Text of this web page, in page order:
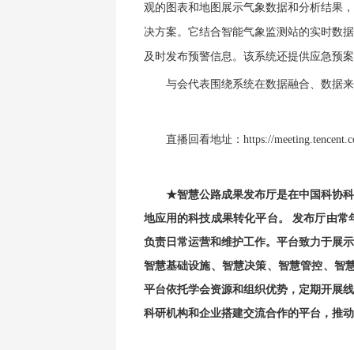
观的图表和地图展示气象数据和分析结果
决方案。它结合智能气象监测站的实时数
及时发布预警信息。该系统还提供应急预
与会代表围绕系统在数据融合、数据
直播回看地址：https://
★智慧公路成果发布厅是在中国科协
地应用的科技成果转化平台。 发布厅由
负责日常运营和维护工作。平台致力于展
智慧基础设施、智慧决策、智慧管控、智
平台依托学会资源和组织优势，定期开展
科研机构和企业搭建交流合作的平台，推